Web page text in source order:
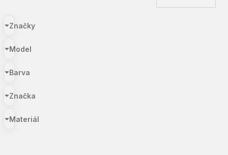
Značky
Model
Barva
Značka
Materiál